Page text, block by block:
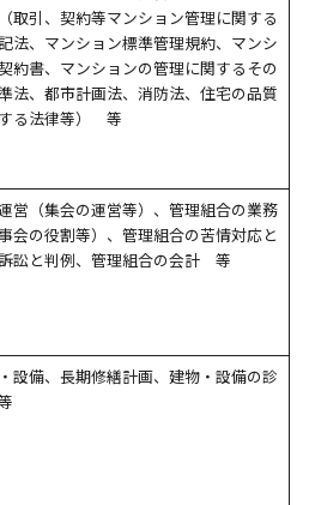
取引、契約等マンション管理に関する
法、マンション標準管理規約、マンシ
約書、マンションの管理に関するその
法、都市計画法、消防法、住宅の品質
る法律等） 等
営（集会の運営等）、管理組合の業務
会の役割等）、管理組合の苦情対応と
訟と判例、管理組合の会計 等
設備、長期修繕計画、建物・設備の診